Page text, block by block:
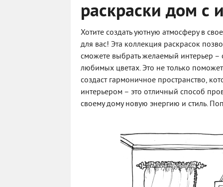
раскраски дом с
Хотите создать уютную атмосферу в
для вас! Эта коллекция раскрасок
сможете выбрать желаемый интерьер –
любимых цветах. Это не только
создаст гармоничное пространство,
интерьером – это отличный способ
своему дому новую энергию и стиль.